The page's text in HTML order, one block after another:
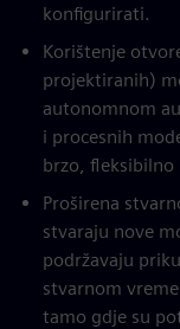
konfigurirati.
Korištenje
projektiranih)
autonomnom
i procesnih
brzo, fleksibilno
Proširena
stvaraju nove
podržavaju
stvarnom
tamo gdje su